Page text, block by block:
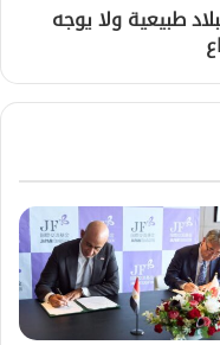
طبيعية ولا يوجه